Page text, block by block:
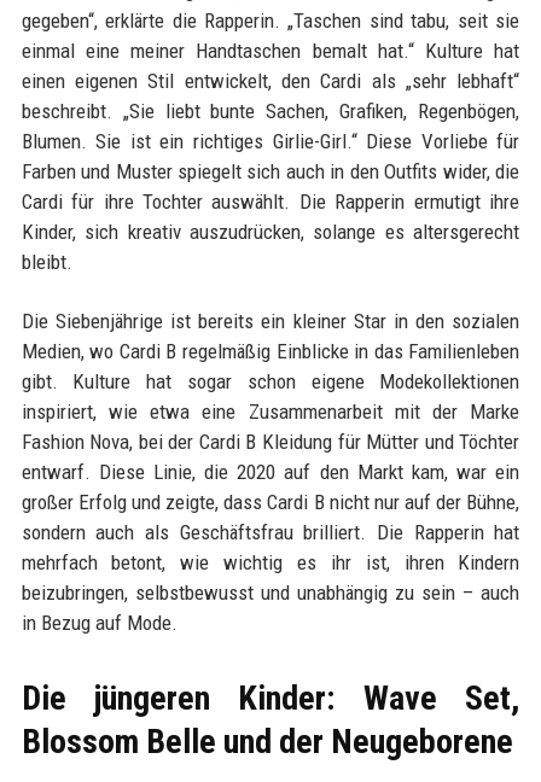
gegeben“, erklärte die Rapperin. „Taschen sind tabu, seit sie
einmal eine meiner Handtaschen bemalt hat.“ Kulture hat
einen eigenen Stil entwickelt, den Cardi als „sehr lebhaft“
beschreibt. „Sie liebt bunte Sachen, Grafiken, Regenbögen,
Blumen. Sie ist ein richtiges Girlie-Girl.“ Diese Vorliebe für
Farben und Muster spiegelt sich auch in den Outfits wider, die
Cardi für ihre Tochter auswählt. Die Rapperin ermutigt ihre
Kinder, sich kreativ auszudrücken, solange es altersgerecht
bleibt.
Die Siebenjährige ist bereits ein kleiner Star in den sozialen
Medien, wo Cardi B regelmäßig Einblicke in das Familienleben
gibt. Kulture hat sogar schon eigene Modekollektionen
inspiriert, wie etwa eine Zusammenarbeit mit der Marke
Fashion Nova, bei der Cardi B Kleidung für Mütter und Töchter
entwarf. Diese Linie, die 2020 auf den Markt kam, war ein
großer Erfolg und zeigte, dass Cardi B nicht nur auf der Bühne,
sondern auch als Geschäftsfrau brilliert. Die Rapperin hat
mehrfach betont, wie wichtig es ihr ist, ihren Kindern
beizubringen, selbstbewusst und unabhängig zu sein – auch
in Bezug auf Mode.
Die jüngeren Kinder: Wave Set,
Blossom Belle und der Neugeborene